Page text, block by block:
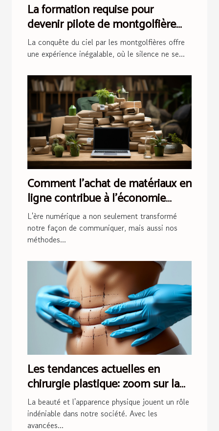
La formation requise pour
devenir pilote de montgolfière
publicitaire
La conquête du ciel par les montgolfières offre
une expérience inégalable, où le silence ne se...
Comment l'achat de matériaux en
ligne contribue à l'économie
circulaire
L'ère numérique a non seulement transformé
notre façon de communiquer, mais aussi nos
méthodes...
Les tendances actuelles en
chirurgie plastique: zoom sur la
liposuccion HD
La beauté et l'apparence physique jouent un rôle
indéniable dans notre société. Avec les
avancées...